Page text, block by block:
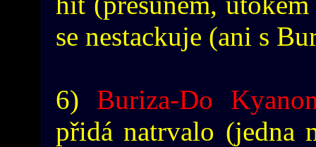
se nestackuje (ani s
6) Buriza-Do
přidá natrvalo (jedna